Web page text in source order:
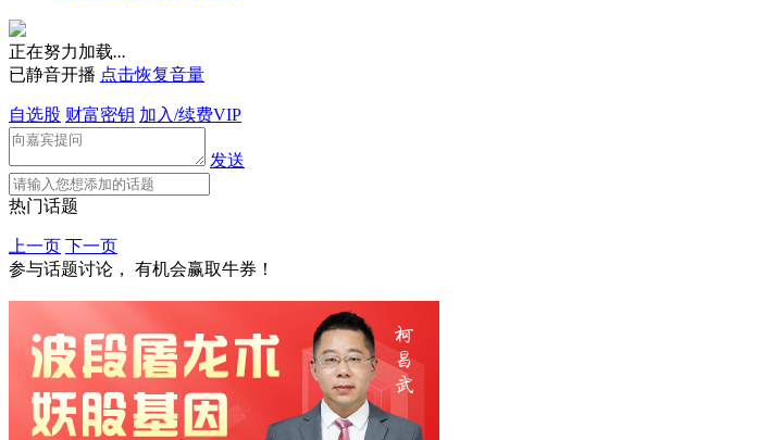
正在努力加载...
已静音开播 点击恢复音量
自选股 财富密钥 加入/续费VIP
发送
热门话题
上一页 下一页
参与话题讨论， 有机会赢取牛券！